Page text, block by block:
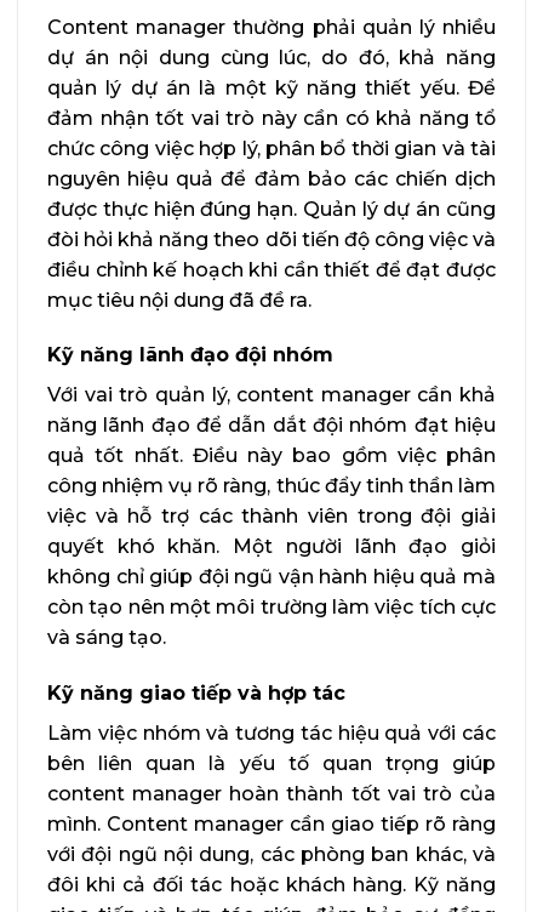
Content manager thường phải quản lý nhiều
dự án nội dung cùng lúc, do đó, khả năng
quản lý dự án là một kỹ năng thiết yếu. Để
đảm nhận tốt vai trò này cần có khả năng tổ
chức công việc hợp lý, phân bổ thời gian và tài
nguyên hiệu quả để đảm bảo các chiến dịch
được thực hiện đúng hạn. Quản lý dự án cũng
đòi hỏi khả năng theo dõi tiến độ công việc và
điều chỉnh kế hoạch khi cần thiết để đạt được
mục tiêu nội dung đã đề ra.
Kỹ năng lãnh đạo đội nhóm
Với vai trò quản lý, content manager cần khả
năng lãnh đạo để dẫn dắt đội nhóm đạt hiệu
quả tốt nhất. Điều này bao gồm việc phân
công nhiệm vụ rõ ràng, thúc đẩy tinh thần làm
việc và hỗ trợ các thành viên trong đội giải
quyết khó khăn. Một người lãnh đạo giỏi
không chỉ giúp đội ngũ vận hành hiệu quả mà
còn tạo nên một môi trường làm việc tích cực
và sáng tạo.
Kỹ năng giao tiếp và hợp tác
Làm việc nhóm và tương tác hiệu quả với các
bên liên quan là yếu tố quan trọng giúp
content manager hoàn thành tốt vai trò của
mình. Content manager cần giao tiếp rõ ràng
với đội ngũ nội dung, các phòng ban khác, và
đôi khi cả đối tác hoặc khách hàng. Kỹ năng